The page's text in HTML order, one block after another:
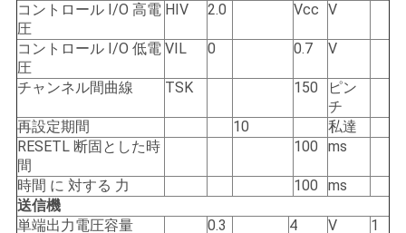
地
図
プ
ラ
イ
コントロール I/O 高電
圧
HIV 2.0 Vcc V
コントロール I/O 低電
圧
VIL 0 0.7 V
チャンネル間曲線 TSK 150
ピン
チ
再設定期間
10
私達
RESETL 断固とした時
間
100 ms
時間 に 対する 力 100
ms
送信機
単端出力電圧容量
0.3 4 V 1